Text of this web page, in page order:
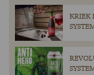
KRIEK